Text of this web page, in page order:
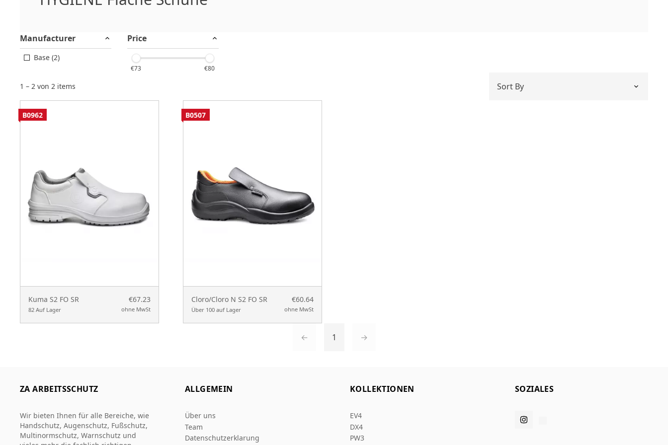
Manufacturer
Base (2)
Price
€73 €80
1 – 2 von 2 items
Kuma S2 FO SR
82 Auf Lager
€67.23
ohne MwSt
B0962
Cloro/Cloro N S2 FO SR
Über 100 auf Lager
€60.64
ohne MwSt
B0507
← 1 →
ZA ARBEITSSCHUTZ
Wir bieten Ihnen für alle Bereiche, wie
Handschutz, Augenschutz, Fußschutz,
Multinormschutz, Warnschutz und
ALLGEMEIN
Über uns
Team
Datenschutzerklarung
KOLLEKTIONEN
EV4
DX4
PW3
SOZIALES